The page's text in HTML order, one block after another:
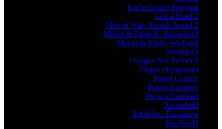
Kerbal Space Program
Left 4 Dead 2
Men of War: Assault Squad 2
Mount & Blade II: Bannerlord
Mount & Blade: Warband
Northgard
Oxygen Not Included
People Playground
Planet Coaster
Prison Architect
Project Zomboid
Ravenfield
Rebel Inc: Escalation
RimWorld